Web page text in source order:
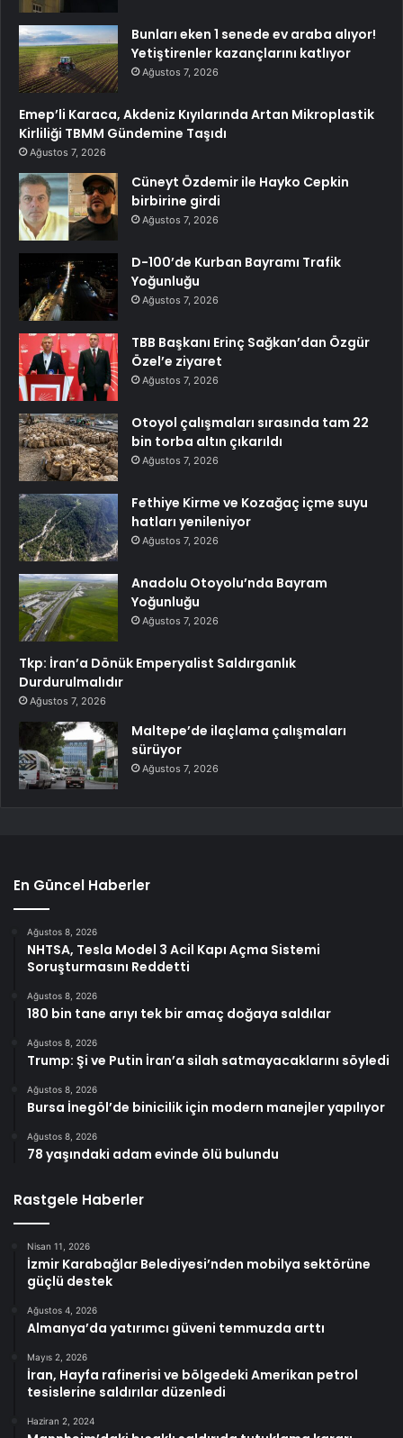
Bunları eken 1 senede ev araba alıyor!
Yetiştirenler kazançlarını katlıyor
Ağustos 7, 2026
Emep’li Karaca, Akdeniz Kıyılarında Artan Mikroplastik
Kirliliği TBMM Gündemine Taşıdı
Ağustos 7, 2026
Cüneyt Özdemir ile Hayko Cepkin
birbirine girdi
Ağustos 7, 2026
D-100’de Kurban Bayramı Trafik
Yoğunluğu
Ağustos 7, 2026
TBB Başkanı Erinç Sağkan’dan Özgür
Özel’e ziyaret
Ağustos 7, 2026
Otoyol çalışmaları sırasında tam 22
bin torba altın çıkarıldı
Ağustos 7, 2026
Fethiye Kirme ve Kozağaç içme suyu
hatları yenileniyor
Ağustos 7, 2026
Anadolu Otoyolu’nda Bayram
Yoğunluğu
Ağustos 7, 2026
Tkp: İran’a Dönük Emperyalist Saldırganlık
Durdurulmalıdır
Ağustos 7, 2026
Maltepe’de ilaçlama çalışmaları
sürüyor
Ağustos 7, 2026
En Güncel Haberler
Ağustos 8, 2026
NHTSA, Tesla Model 3 Acil Kapı Açma Sistemi
Soruşturmasını Reddetti
Ağustos 8, 2026
180 bin tane arıyı tek bir amaç doğaya saldılar
Ağustos 8, 2026
Trump: Şi ve Putin İran’a silah satmayacaklarını söyledi
Ağustos 8, 2026
Bursa İnegöl’de binicilik için modern manejler yapılıyor
Ağustos 8, 2026
78 yaşındaki adam evinde ölü bulundu
Rastgele Haberler
Nisan 11, 2026
İzmir Karabağlar Belediyesi’nden mobilya sektörüne
güçlü destek
Ağustos 4, 2026
Almanya’da yatırımcı güveni temmuzda arttı
Mayıs 2, 2026
İran, Hayfa rafinerisi ve bölgedeki Amerikan petrol
tesislerine saldırılar düzenledi
Haziran 2, 2024